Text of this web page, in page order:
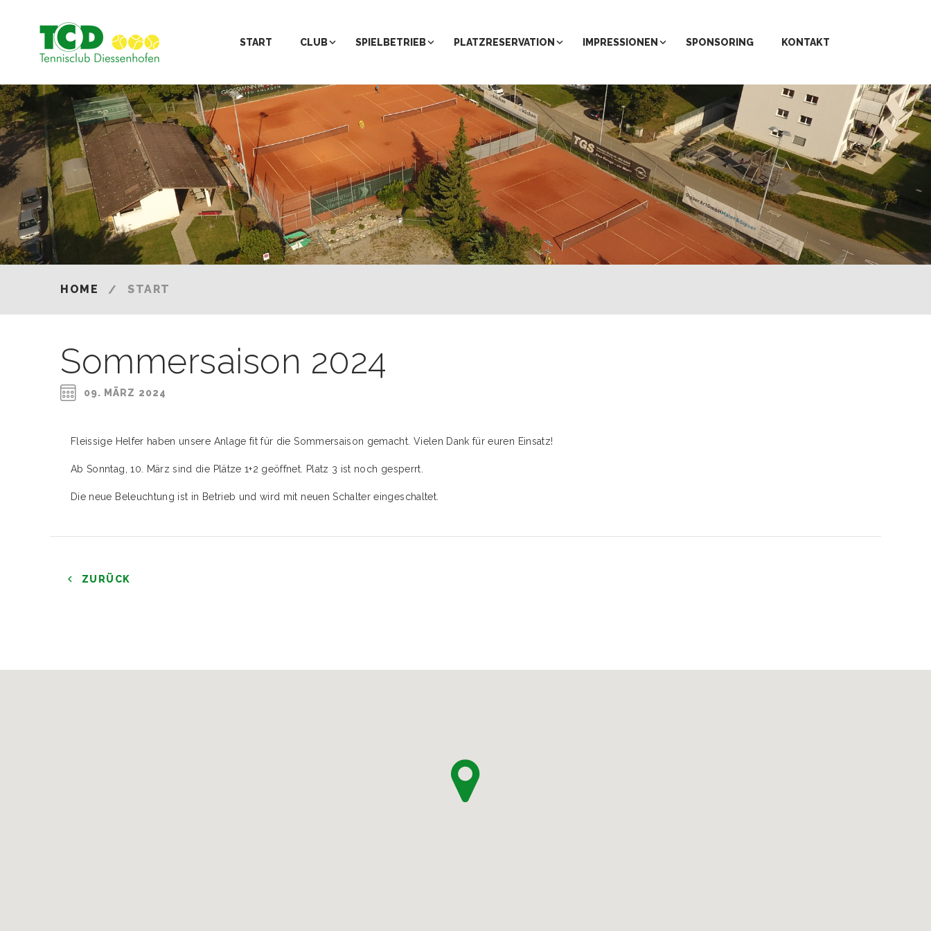
START CLUB SPIELBETRIEB PLATZRESERVATION IMPRESSIONEN SPONSORING KONTAKT
HOME START
Sommersaison 2024
09. MÄRZ 2024
Fleissige Helfer haben unsere Anlage fit für die Sommersaison gemacht. Vielen Dank für euren Einsatz!
Ab Sonntag, 10. März sind die Plätze 1+2 geöffnet. Platz 3 ist noch gesperrt.
Die neue Beleuchtung ist in Betrieb und wird mit neuen Schalter eingeschaltet.
ZURÜCK